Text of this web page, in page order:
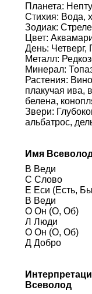
Планета:
Стихия: Вода,
Зодиак:
Цвет:
День: Четверг,
Металл:
Минерал:
Растения:
плакучая ива,
белена,
Звери:
альбатрос,
Имя
В Веди
С Слово
Е Еси (Есть,
В Веди
О Он (О, Об)
Л Люди
О Он (О, Об)
Д Добро
Всеволод